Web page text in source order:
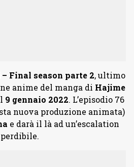
Final season parte 2, ultimo
anime del manga di Hajime
9 gennaio 2022. L’episodio 76
nuova produzione animata)
e darà il là ad un’escalation